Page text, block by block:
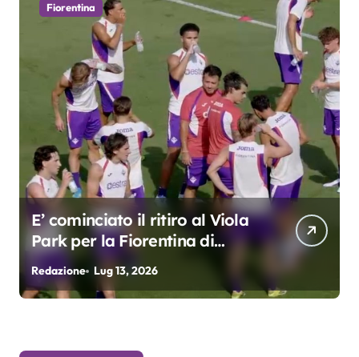
Fiorentina
E’ cominciato il ritiro al Viola
Park per la Fiorentina di
Grosso
Redazione Lug 13, 2026